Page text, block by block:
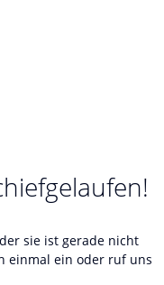
sie ist gerade nicht
einmal ein oder ruf uns